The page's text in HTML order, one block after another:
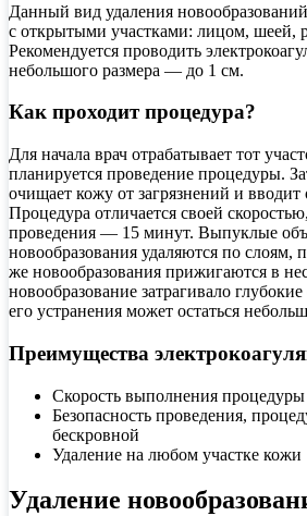
Данный вид удаления
с открытыми участками: лицом, шеей,
Рекомендуется проводить
небольшого размера — до 1 см.
Как проходит процедура?
Для начала врач отрабатывает тот
планируется проведение процедуры.
очищает кожу от загрязнений и
Процедура отличается своей
проведения — 15 минут. Выпуклые
новообразования удаляются по слоям,
же новообразования прижигаются в
новообразование затрагивало
его устранения может остаться
Преимущества
Скорость выполнения процедуры
Безопасность проведения,
бескровной
Удаление на любом участке кожи
Удаление